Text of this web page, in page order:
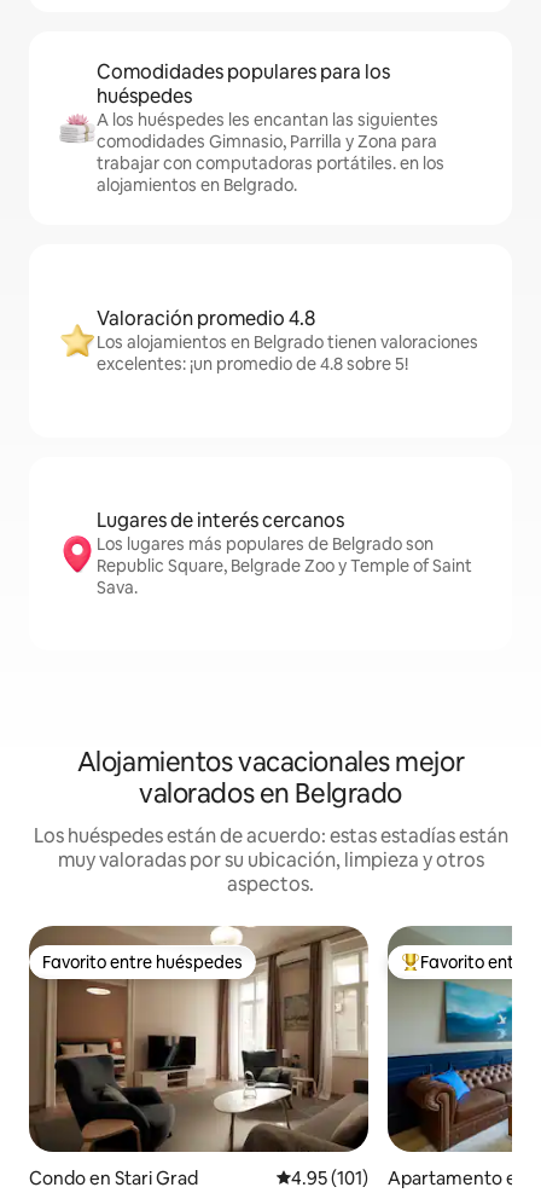
Comodidades populares para los
huéspedes
A los huéspedes les encantan las siguientes
comodidades Gimnasio, Parrilla y Zona para
trabajar con computadoras portátiles. en los
alojamientos en Belgrado.
Valoración promedio 4.8
Los alojamientos en Belgrado tienen valoraciones
excelentes: ¡un promedio de 4.8 sobre 5!
Lugares de interés cercanos
Los lugares más populares de Belgrado son
Republic Square, Belgrade Zoo y Temple of Saint
Sava.
Alojamientos vacacionales mejor
valorados en Belgrado
Los huéspedes están de acuerdo: estas estadías están
muy valoradas por su ubicación, limpieza y otros
aspectos.
Favorito entre huéspedes
Favorito entre huéspedes
Condo en Stari Grad Calificación promedio: 4.95 de
4.95 (101)
Favorito entre
Favorito entre
Apartamento en